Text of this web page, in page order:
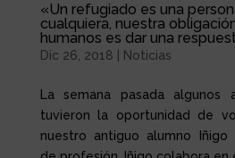
«Un refugiado es una
cualquiera, nuestra
humanos es dar una
Dic 26, 2018 Noticias
La semana pasada algunos
tuvieron la oportunidad de
nuestro antiguo alumno Iñigo